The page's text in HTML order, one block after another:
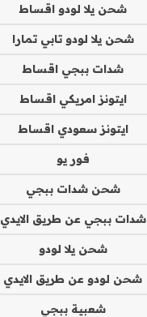
شحن يلا لودو اقساط
شحن يلا لودو تابي تمارا
شدات ببجي اقساط
ايتونز امريكي اقساط
ايتونز سعودي اقساط
فور يو
شحن شدات ببجي
شدات ببجي عن طريق الايدي
شحن يلا لودو
شحن لودو عن طريق الايدي
شعبية ببجي